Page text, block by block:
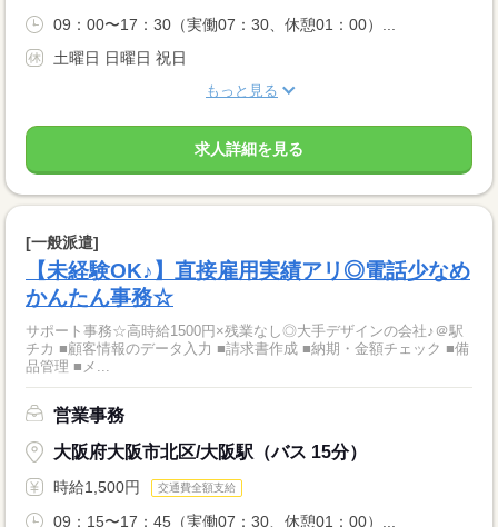
09：00〜17：30（実働07：30、休憩01：00）...
土曜日 日曜日 祝日
もっと見る
求人詳細を見る
[一般派遣]
【未経験OK♪】直接雇用実績アリ◎電話少なめ
かんたん事務☆
サポート事務☆高時給1500円×残業なし◎大手デザインの会社♪＠駅
チカ ■顧客情報のデータ入力 ■請求書作成 ■納期・金額チェック ■備
品管理 ■メ...
営業事務
大阪府大阪市北区/大阪駅（バス 15分）
時給1,500円 交通費全額支給
09：15〜17：45（実働07：30、休憩01：00）...